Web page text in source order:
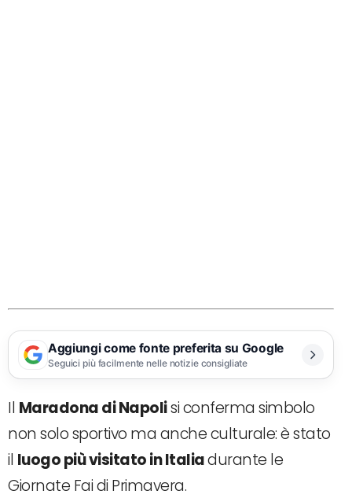
Aggiungi come fonte preferita su Google
Seguici più facilmente nelle notizie consigliate
Il Maradona di Napolisi conferma simbolo
non solo sportivo ma anche culturale: è stato
il luogo più visitato in Italiadurante le
Giornate Fai di Primavera.